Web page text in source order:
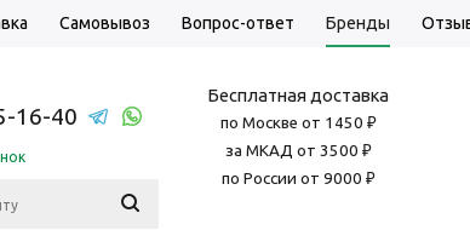
Самовывоз Вопрос-ответ Бренды
16-40
Бесплатная доставка
по Москве от 1450 ₽
за МКАД от 3500 ₽
по России от 9000 ₽